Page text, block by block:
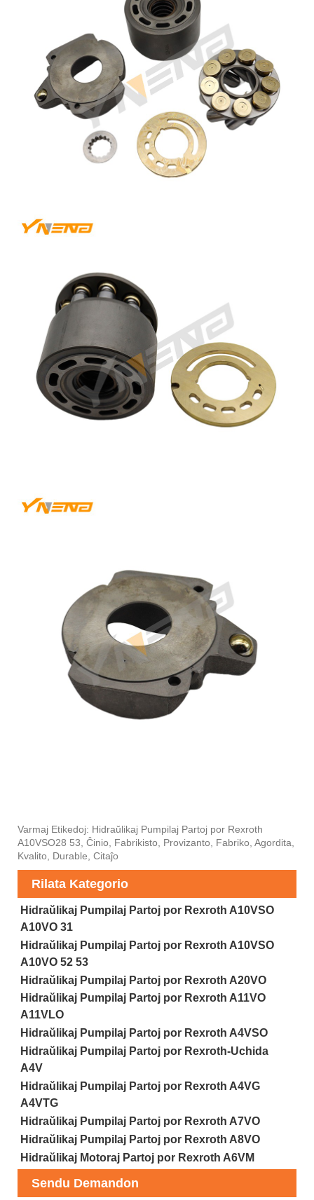
Varmaj Etikedoj: Hidraŭlikaj Pumpilaj Partoj por Rexroth
A10VSO28 53, Ĉinio, Fabrikisto, Provizanto, Fabriko, Agordita,
Kvalito, Durable, Citaĵo
Rilata Kategorio
Hidraŭlikaj Pumpilaj Partoj por Rexroth A10VSO
A10VO 31
Hidraŭlikaj Pumpilaj Partoj por Rexroth A10VSO
A10VO 52 53
Hidraŭlikaj Pumpilaj Partoj por Rexroth A20VO
Hidraŭlikaj Pumpilaj Partoj por Rexroth A11VO
A11VLO
Hidraŭlikaj Pumpilaj Partoj por Rexroth A4VSO
Hidraŭlikaj Pumpilaj Partoj por Rexroth-Uchida
A4V
Hidraŭlikaj Pumpilaj Partoj por Rexroth A4VG
A4VTG
Hidraŭlikaj Pumpilaj Partoj por Rexroth A7VO
Hidraŭlikaj Pumpilaj Partoj por Rexroth A8VO
Hidraŭlikaj Motoraj Partoj por Rexroth A6VM
Sendu Demandon